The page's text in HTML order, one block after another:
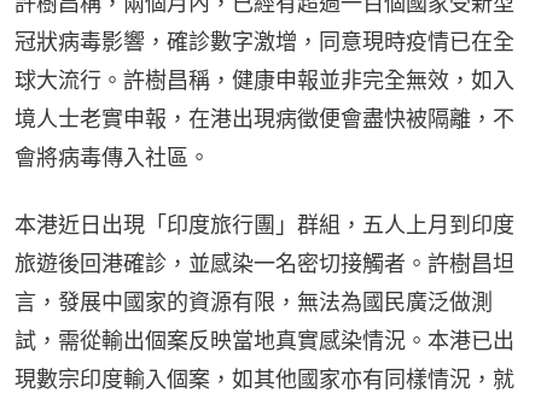
冠狀病毒影響，確診數字激增，同意現時疫情已在全
球大流行。許樹昌稱，健康申報並非完全無效，如入
境人士老實申報，在港出現病徵便會盡快被隔離，不
會將病毒傳入社區。
本港近日出現「印度旅行團」群組，五人上月到印度
旅遊後回港確診，並感染一名密切接觸者。許樹昌坦
言，發展中國家的資源有限，無法為國民廣泛做測
試，需從輸出個案反映當地真實感染情況。本港已出
現數宗印度輸入個案，如其他國家亦有同樣情況，就